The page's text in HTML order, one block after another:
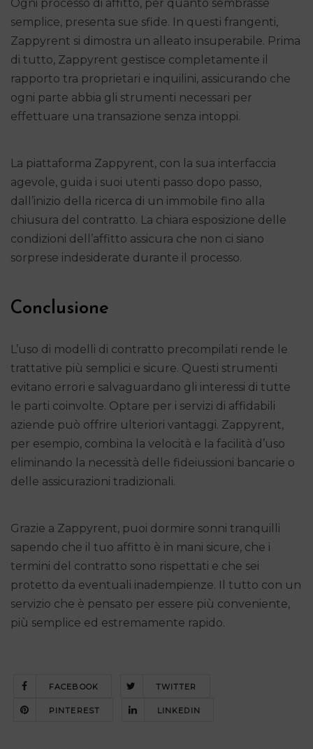
Ogni processo di affitto, per quanto sembrasse
semplice, presenta sue sfide. In questi frangenti,
Zappyrent si dimostra un alleato insuperabile. Prima
di tutto, Zappyrent gestisce completamente il
rapporto tra proprietari e inquilini, assicurando che
ogni parte abbia gli strumenti necessari per
effettuare una transazione senza intoppi.
La piattaforma Zappyrent, con la sua interfaccia
agevole, guida i suoi utenti passo dopo passo,
dall’inizio della ricerca di un immobile fino alla
chiusura del contratto. La chiara esposizione delle
condizioni dell’affitto assicura che non ci siano
sorprese indesiderate durante il processo.
Conclusione
L’uso di modelli di contratto precompilati rende le
trattative più semplici e sicure. Questi strumenti
evitano errori e salvaguardano gli interessi di tutte
le parti coinvolte. Optare per i servizi di affidabili
aziende può offrire ulteriori vantaggi. Zappyrent,
per esempio, combina la velocità e la facilità d’uso
eliminando la necessità delle fideiussioni bancarie o
delle assicurazioni tradizionali.
Grazie a Zappyrent, puoi dormire sonni tranquilli
sapendo che il tuo affitto è in mani sicure, che i
termini del contratto sono rispettati e che sei
protetto da eventuali inadempienze. Il tutto con un
servizio che è pensato per essere più conveniente,
più semplice ed estremamente rapido.
FACEBOOK TWITTER
PINTEREST LINKEDIN